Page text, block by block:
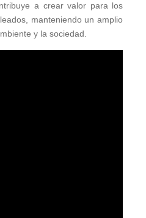
a crear valor para los
manteniendo un amplio
y la sociedad.